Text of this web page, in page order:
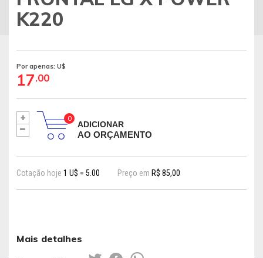
K220
Por apenas: U$
17.00
+
- ADICIONAR
AO ORÇAMENTO
Cotação hoje 1 U$ = 5.00 Preço em R$ 85,00
Mais detalhes